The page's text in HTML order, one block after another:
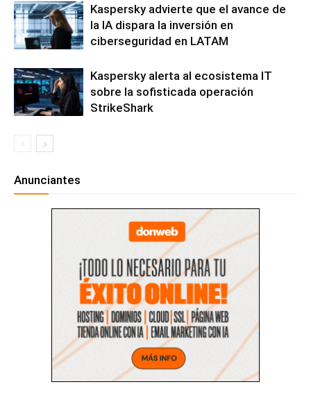
Kaspersky advierte que el avance de
la IA dispara la inversión en
ciberseguridad en LATAM
Kaspersky alerta al ecosistema IT
sobre la sofisticada operación
StrikeShark
Anunciantes